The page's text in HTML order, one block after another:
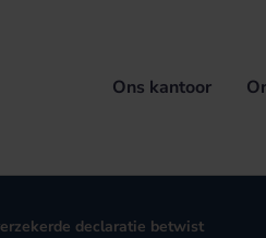
Ons kantoor
declaratie betwist